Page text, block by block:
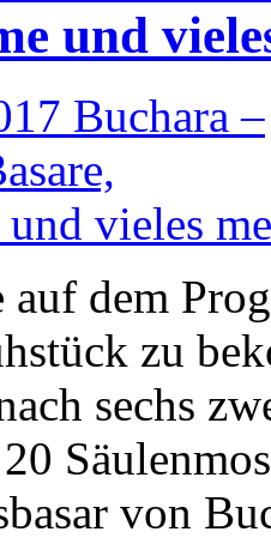
und
auf dem
zu
sechs
von